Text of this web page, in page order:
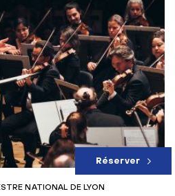
NATIONAL DE LYON
Réserver